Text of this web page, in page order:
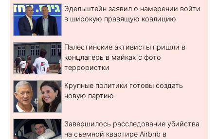
Эдельштейн заявил о намерении войти
в широкую правящую коалицию
Палестинские активисты пришли в
концлагерь в майках с фото
террористки
Крупные политики готовы создать
новую партию
Завершилось расследование убийства
на съемной квартире Airbnb в